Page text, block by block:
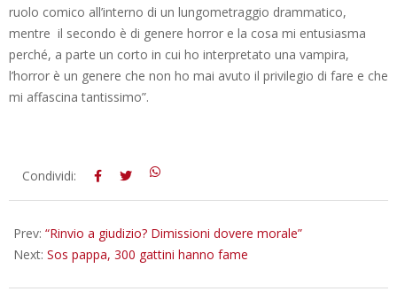
ruolo comico all’interno di un lungometraggio drammatico,
mentre il secondo è di genere horror e la cosa mi entusiasma
perché, a parte un corto in cui ho interpretato una vampira,
l’horror è un genere che non ho mai avuto il privilegio di fare e che
mi affascina tantissimo”.
2016-
Condividi:
Prev: “Rinvio a giudizio? Dimissioni dovere morale”
Next: Sos pappa, 300 gattini hanno fame